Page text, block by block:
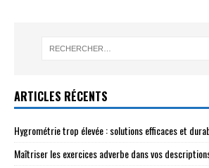
ARTICLES RÉCENTS
Hygrométrie trop élevée : solutions efficaces et
Maîtriser les exercices adverbe dans vos